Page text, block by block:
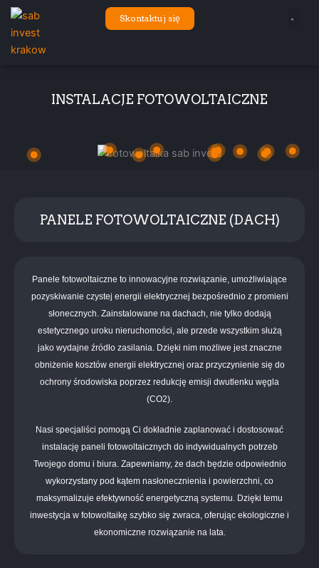
Przejdź
Skontaktuj się
INSTALACJE FOTOWOLTAICZNE
PANELE FOTOWOLTAICZNE (DACH)
Panele fotowoltaiczne to innowacyjne rozwiązanie, umożliwiające
pozyskiwanie czystej energii elektrycznej bezpośrednio z promieni
słonecznych. Zainstalowane na dachach, nie tylko dodają
estetycznego uroku nieruchomości, ale przede wszystkim służą
jako wydajne źródło zasilania. Dzięki nim możliwe jest znaczne
obniżenie kosztów energii elektrycznej oraz przyczynienie się do
ochrony środowiska poprzez redukcję emisji dwutlenku węgla
(CO2).
Nasi specjaliści pomogą Ci dokładnie zaplanować i dostosować
instalację paneli fotowoltaicznych do indywidualnych potrzeb
Twojego domu i biura. Zapewniamy, że dach będzie odpowiednio
wykorzystany pod kątem nasłonecznienia i powierzchni, co
maksymalizuje efektywność energetyczną systemu. Dzięki temu
inwestycja w fotowoltaikę szybko się zwraca, oferując ekologiczne i
ekonomiczne rozwiązanie na lata.